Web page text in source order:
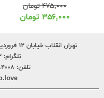
۴۷۵,۰۰۰تومان
۳۵۶,۰۰۰تومان
تهران انقلاب خیابان ۱۲ فروردین پایین تر از وحید نظری پلاک ۲۴۹
تلگرام:
تلفن: